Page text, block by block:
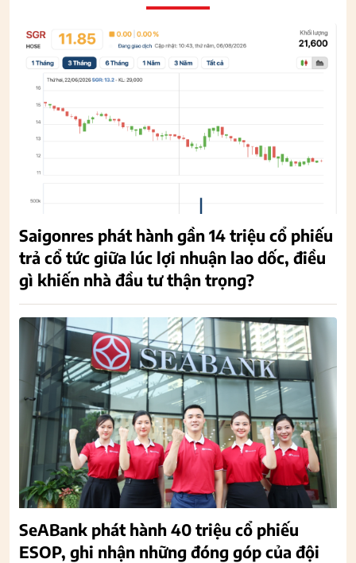
Saigonres phát hành gần 14 triệu cổ phiếu
trả cổ tức giữa lúc lợi nhuận lao dốc, điều
gì khiến nhà đầu tư thận trọng?
SeABank phát hành 40 triệu cổ phiếu
ESOP, ghi nhận những đóng góp của đội